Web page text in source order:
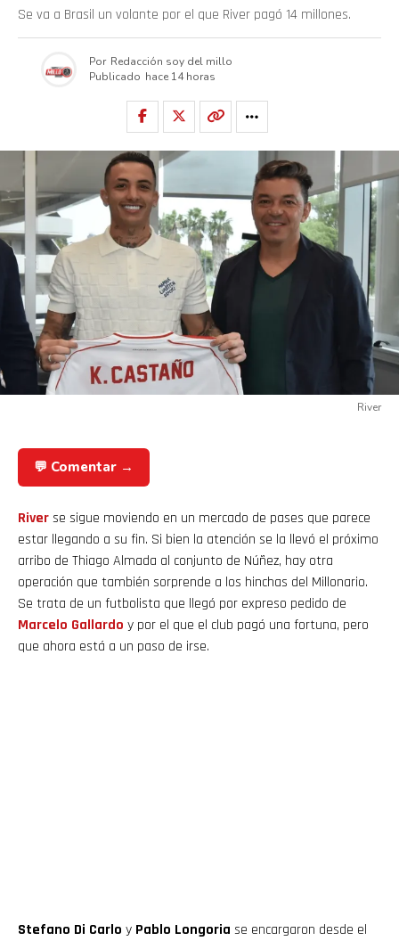
Se va a Brasil un volante por el que River pagó 14 millones.
Por Redacción soy del millo
Publicado hace 14 horas
River
💬 Comentar →
Riverse sigue moviendo en un mercado de pases que parece
estar llegando a su fin. Si bien la atención se la llevó el próximo
arribo de Thiago Almada al conjunto de Núñez, hay otra
operación que también sorprende a los hinchas del Millonario.
Se trata de un futbolista que llegó por expreso pedido de
Marcelo Gallardo y por el que el club pagó una fortuna, pero
que ahora está a un paso de irse.
Stefano Di Carlo y Pablo Longoria se encargaron desde el